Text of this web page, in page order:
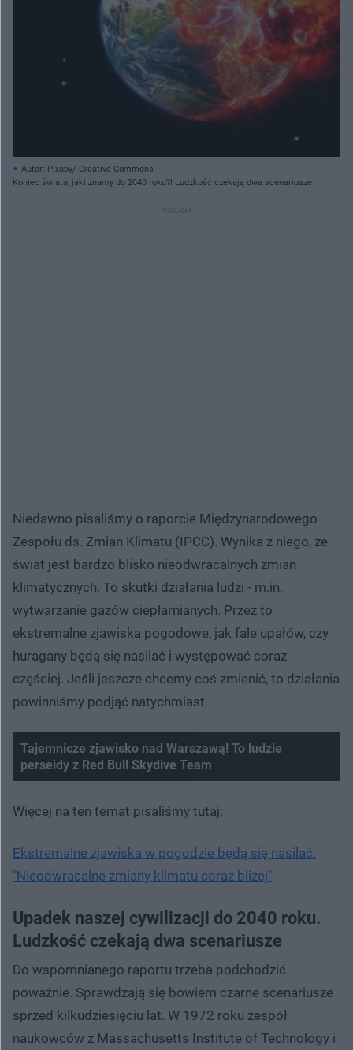
Autor: Pixaby/ Creative Commons
Koniec świata, jaki znamy do 2040 roku?! Ludzkość czekają dwa scenariusze
Niedawno pisaliśmy o raporcie Międzynarodowego
Zespołu ds. Zmian Klimatu (IPCC). Wynika z niego, że
świat jest bardzo blisko nieodwracalnych zmian
klimatycznych. To skutki działania ludzi - m.in.
wytwarzanie gazów cieplarnianych. Przez to
ekstremalne zjawiska pogodowe, jak fale upałów, czy
huragany będą się nasilać i występować coraz
częściej. Jeśli jeszcze chcemy coś zmienić, to działania
powinniśmy podjąć natychmiast.
Tajemnicze zjawisko nad Warszawą! To ludzie
perseidy z Red Bull Skydive Team
Spróbuj ponownie
Więcej na ten temat pisaliśmy tutaj:
Ekstremalne zjawiska w pogodzie będą się nasilać.
"Nieodwracalne zmiany klimatu coraz bliżej"
Upadek naszej cywilizacji do 2040 roku.
Ludzkość czekają dwa scenariusze
Do wspomnianego raportu trzeba podchodzić
poważnie. Sprawdzają się bowiem czarne scenariusze
sprzed kilkudziesięciu lat. W 1972 roku zespół
naukowców z Massachusetts Institute of Technology i